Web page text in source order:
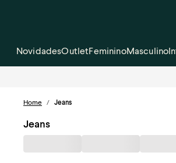
NovidadesOutletFemininoMasculino
Home / Jeans
Jeans